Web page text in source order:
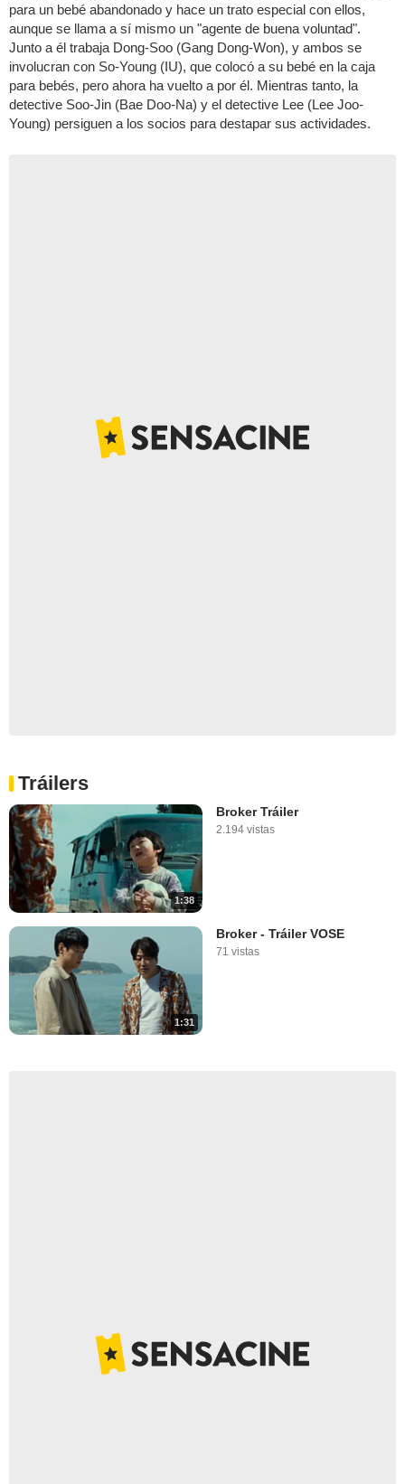
para un bebé abandonado y hace un trato especial con ellos,
aunque se llama a sí mismo un "agente de buena voluntad".
Junto a él trabaja Dong-Soo (Gang Dong-Won), y ambos se
involucran con So-Young (IU), que colocó a su bebé en la caja
para bebés, pero ahora ha vuelto a por él. Mientras tanto, la
detective Soo-Jin (Bae Doo-Na) y el detective Lee (Lee Joo-
Young) persiguen a los socios para destapar sus actividades.
Tráilers
1:38
Broker Tráiler
2.194 vistas
1:31
Broker - Tráiler VOSE
71 vistas